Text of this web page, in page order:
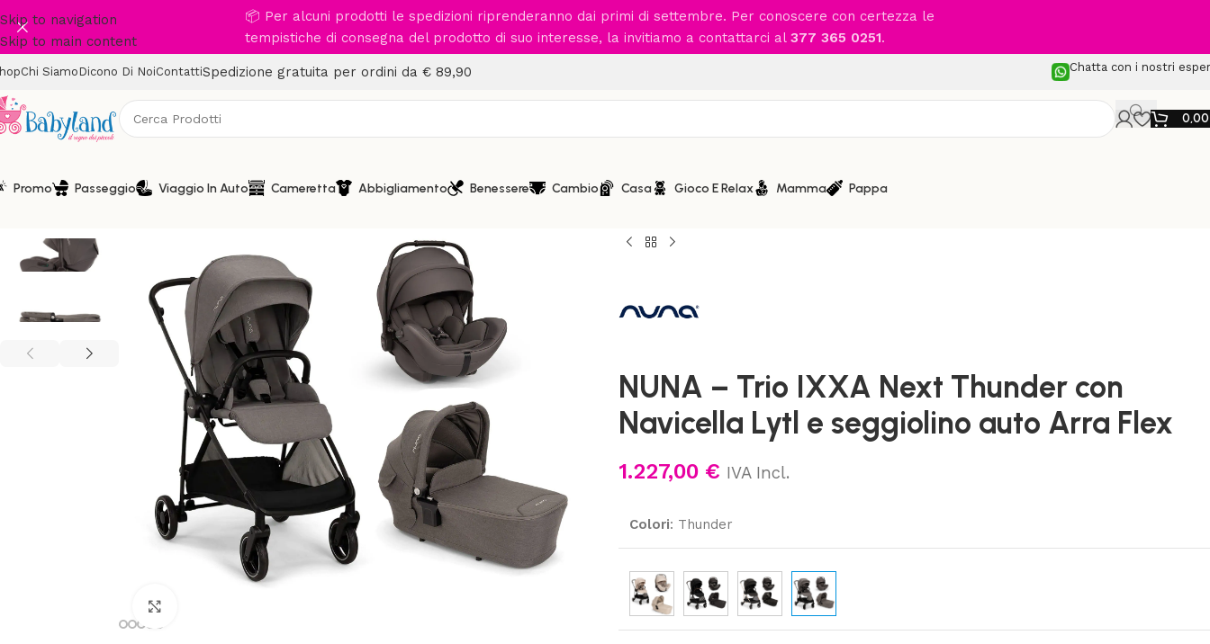
Skip to navigation
Skip to main content
📦 Per alcuni prodotti le spedizioni riprenderanno dai primi di settembre. Per conoscere con certezza le
tempistiche di consegna del prodotto di suo interesse, la invitiamo a contattarci al 377 365 0251.
Chi Siamo Dicono Di NoiContattiSpedizione gratuita per ordini da € 89,90 Chatta con i nostri
Promo Passeggio Viaggio In Auto Cameretta Abbigliamento Benessere Cambio Casa Gioco E Relax Mamma Pappa
Home/Passeggio Sistemi modulari
NUNA – Trio IXXA Next Thunder con
Navicella Lytl e seggiolino auto Arra Flex
1.227,00 € IVA Incl.
Colori: Thunder